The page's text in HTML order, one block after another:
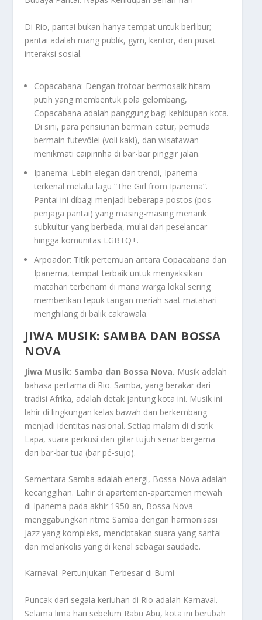
Di Rio, pantai bukan hanya tempat untuk berlibur;
pantai adalah ruang publik, gym, kantor, dan pusat
interaksi sosial.
Copacabana: Dengan trotoar bermosaik hitam-
putih yang membentuk pola gelombang,
Copacabana adalah panggung bagi kehidupan kota.
Di sini, para pensiunan bermain catur, pemuda
bermain futevôlei (voli kaki), dan wisatawan
menikmati caipirinha di bar-bar pinggir jalan.
Ipanema: Lebih elegan dan trendi, Ipanema
terkenal melalui lagu “The Girl from Ipanema”.
Pantai ini dibagi menjadi beberapa postos (pos
penjaga pantai) yang masing-masing menarik
subkultur yang berbeda, mulai dari peselancar
hingga komunitas LGBTQ+.
Arpoador: Titik pertemuan antara Copacabana dan
Ipanema, tempat terbaik untuk menyaksikan
matahari terbenam di mana warga lokal sering
memberikan tepuk tangan meriah saat matahari
menghilang di balik cakrawala.
JIWA MUSIK: SAMBA DAN BOSSA
NOVA
Jiwa Musik: Samba dan Bossa Nova. Musik adalah
bahasa pertama di Rio. Samba, yang berakar dari
tradisi Afrika, adalah detak jantung kota ini. Musik ini
lahir di lingkungan kelas bawah dan berkembang
menjadi identitas nasional. Setiap malam di distrik
Lapa, suara perkusi dan gitar tujuh senar bergema
dari bar-bar tua (bar pé-sujo).
Sementara Samba adalah energi, Bossa Nova adalah
kecanggihan. Lahir di apartemen-apartemen mewah
di Ipanema pada akhir 1950-an, Bossa Nova
menggabungkan ritme Samba dengan harmonisasi
Jazz yang kompleks, menciptakan suara yang santai
dan melankolis yang di kenal sebagai saudade.
Karnaval: Pertunjukan Terbesar di Bumi
Puncak dari segala keriuhan di Rio adalah Karnaval.
Selama lima hari sebelum Rabu Abu, kota ini berubah